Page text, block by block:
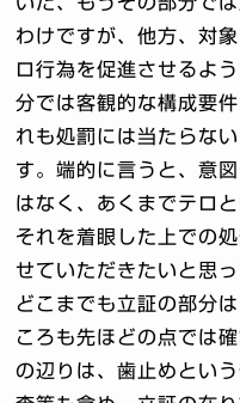
わけですが、他方、対
ロ行為を促進させるよ
分では客観的な構成要
れも処罰には当たらな
す。端的に言うと、意
はなく、あくまでテロ
それを着眼した上での
せていただきたいと思っ
どこまでも立証の部分
ころも先ほどの点では
の辺りは、歯止めとい